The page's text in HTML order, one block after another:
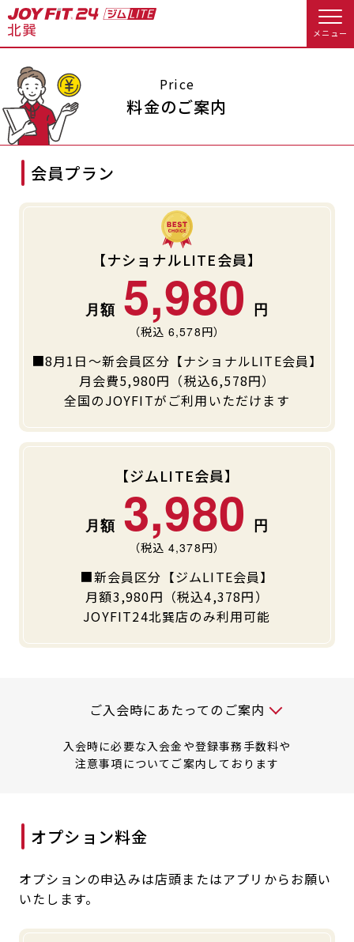
メニュー
店舗トップ
会員の方へトップ
会員様へのお知らせ オプション料金
店舗情報・サービス
店舗へのお問い合わせ
入会のお手続きをする
料金・サービス等詳しく見る
入会を悩まれている方へトップ
キャンペーン 料金のご案内
見学・体験
JOYFIT総合トップ
JOYFIT YOGA
JOYFIT+ 店舗を探す
Price
料金のご案内
会員プラン
【ナショナルLITE会員】
5,980
（税込 6,578円）
■8月1日～新会員区分【ナショナルLITE会員】
月会費5,980円（税込6,578円）
全国のJOYFITがご利用いただけます
【ジムLITE会員】
3,980
（税込 4,378円）
■新会員区分【ジムLITE会員】
月額3,980円（税込4,378円）
JOYFIT24北巽店のみ利用可能
入会時には以下の料金が必要です
ご入会時にあたってのご案内
入会時に必要な入会金や登録事務手数料や
注意事項についてご案内しております
オプション料金
オプションの申込みは店頭またはアプリからお願い
いたします。